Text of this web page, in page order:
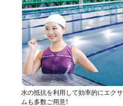
水の抵抗を利用して効率的にエク
ムも多数ご用意！